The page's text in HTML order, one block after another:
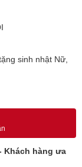
sinh nhật Nữ
Khách hàng ưa